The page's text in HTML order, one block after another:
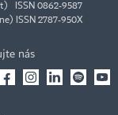
ISSN 0862-9587
ISSN 2787-950X
nás